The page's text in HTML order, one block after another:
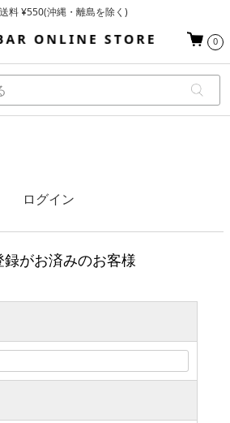
料 ¥550(沖縄・離島を除く)
げ合計¥3,980以上で送料無料
0
ログイン
録がお済みのお客様